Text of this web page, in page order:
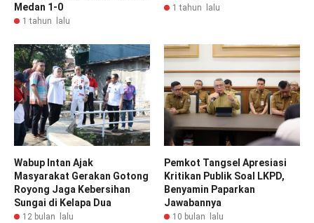
Medan 1-0
1 tahun lalu
1 tahun lalu
Wabup Intan Ajak
Masyarakat Gerakan Gotong
Royong Jaga Kebersihan
Sungai di Kelapa Dua
12 bulan lalu
Pemkot Tangsel Apresiasi
Kritikan Publik Soal LKPD,
Benyamin Paparkan
Jawabannya
10 bulan lalu